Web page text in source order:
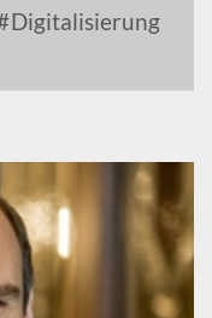
Digitalisierung